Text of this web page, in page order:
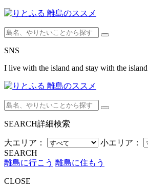
SNS
I live with the island and stay with the island
SEARCH詳細検索
大エリア： 小エリア：
SEARCH
離島に行こう 離島に住もう
CLOSE